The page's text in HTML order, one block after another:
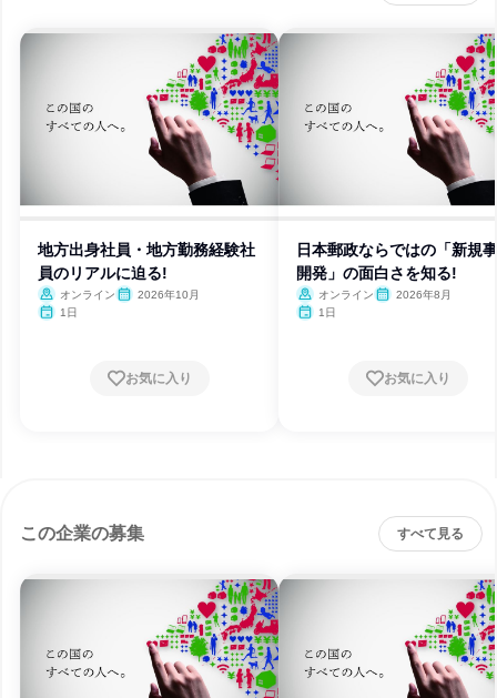
地方出身社員・地方勤務経験社
員のリアルに迫る!
オンライン
2026年10月
1日
お気に入り
日本郵政ならではの「新規
開発」の面白さを知る!
オンライン
2026年8月
1日
お気に入り
この企業の募集 すべて見る